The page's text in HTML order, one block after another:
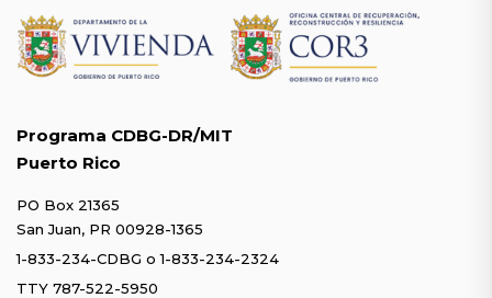
Programa CDBG-DR/MIT
Puerto Rico
PO Box 21365
San Juan, PR 00928-1365
1-833-234-CDBG o1-833-234-2324
TTY 787-522-5950